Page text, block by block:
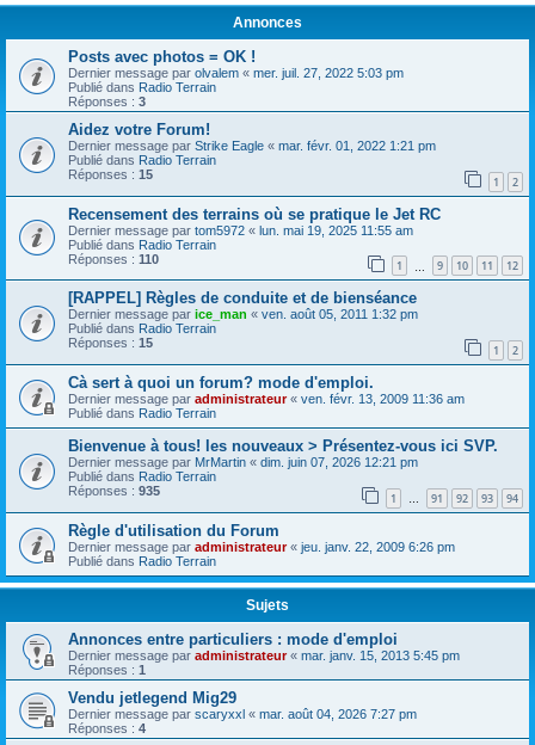
Annonces
Posts avec photos = OK !
Dernier message par olvalem « mer. juil. 27, 2022 5:03 pm
Publié dans Radio Terrain
Réponses : 3
Aidez votre Forum!
Dernier message par Strike Eagle « mar. févr. 01, 2022 1:21 pm
Publié dans Radio Terrain
Réponses : 15 1 2
Recensement des terrains où se pratique le Jet RC
Dernier message par tom5972 « lun. mai 19, 2025 11:55 am
Publié dans Radio Terrain
Réponses : 110 1 9 10 11 12
[RAPPEL] Règles de conduite et de bienséance
Dernier message par ice_man « ven. août 05, 2011 1:32 pm
Publié dans Radio Terrain
Réponses : 15 1 2
Cà sert à quoi un forum? mode d'emploi.
Dernier message par administrateur« ven. févr. 13, 2009 11:36 am
Publié dans Radio Terrain
Bienvenue à tous! les nouveaux > Présentez-vous ici SVP.
Dernier message par MrMartin « dim. juin 07, 2026 12:21 pm
Publié dans Radio Terrain
Réponses : 935 1 … 91 92 93 94
Règle d'utilisation du Forum
Dernier message par administrateur« jeu. janv. 22, 2009 6:26 pm
Publié dans Radio Terrain
Sujets
Annonces entre particuliers : mode d'emploi
Dernier message par administrateur« mar. janv. 15, 2013 5:45 pm
Réponses : 1
Vendu jetlegend Mig29
Dernier message par scaryxxl « mar. août 04, 2026 7:27 pm
Réponses : 4